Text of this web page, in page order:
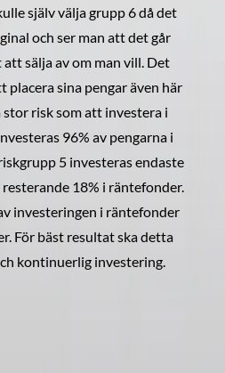
själv välja grupp 6 då det
och ser man att det går
sälja av om man vill. Det
placera sina pengar även här
risk som att investera i
96% av pengarna i
5 investeras endaste
18% i räntefonder.
investeringen i räntefonder
För bäst resultat ska detta
kontinuerlig investering.